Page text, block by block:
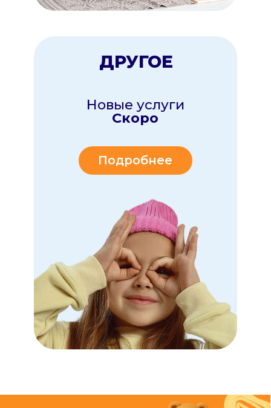
БЕЗОПАСНОСТЬ
Они помогают собраться,
проследят, чтобы ребёнок
ничего не забыл, провожают
до дверей и создают
доброжелательную
атмосферу в пути и дома
Все наши няни
добрые, заботливые
и тоже мамы
• автоняни имеют
безаварийный стаж от 10
лет, а маршрут ребёнка вы
проходят строгий отбор!